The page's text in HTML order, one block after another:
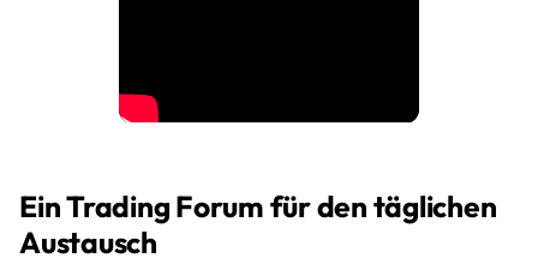
Ein Trading Forum für den täglichen
Austausch